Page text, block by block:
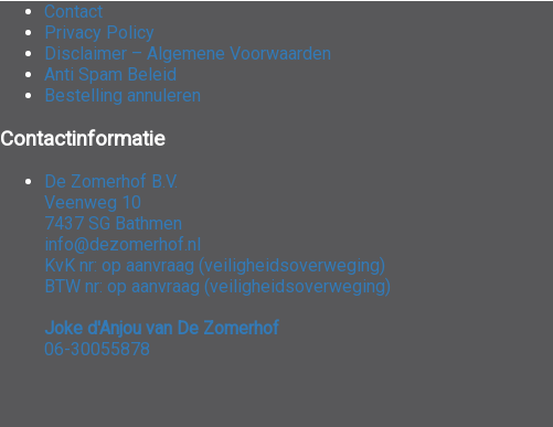
Contact
Privacy Policy
Disclaimer – Algemene Voorwaarden
Anti Spam Beleid
Bestelling annuleren
Contactinformatie
De Zomerhof B.V.
Veenweg 10
7437 SG Bathmen
info@dezomerhof.nl
KvK nr: op aanvraag (veiligheidsoverweging)
BTW nr: op aanvraag (veiligheidsoverweging)
Joke d'Anjou van De Zomerhof
06-30055878